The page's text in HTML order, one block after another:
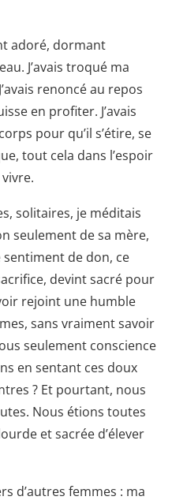
adoré, dormant
J’avais troqué ma
renoncé au repos
en profiter. J’avais
pour qu’il s’étire, se
tout cela dans l’espoir
solitaires, je méditais
seulement de sa mère,
sentiment de don, ce
devint sacré pour
rejoint une humble
sans vraiment savoir
seulement conscience
en sentant ces doux
? Et pourtant, nous
Nous étions toutes
et sacrée d’élever
d’autres femmes : ma